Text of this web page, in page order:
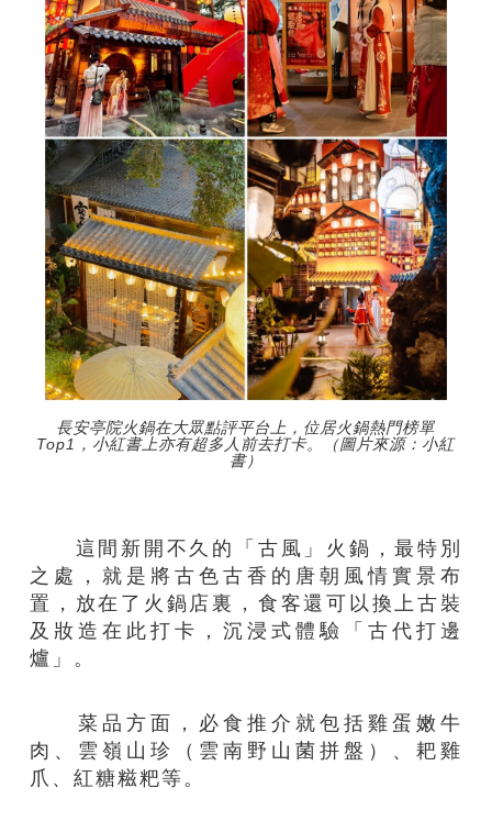
長安亭院火鍋在大眾點評平台上，位居火鍋熱門榜單
Top1，小紅書上亦有超多人前去打卡。（圖片來源：小紅
書）
這間新開不久的「古風」火鍋，最特別
之處，就是將古色古香的唐朝風情實景布
置，放在了火鍋店裏，食客還可以換上古裝
及妝造在此打卡，沉浸式體驗「古代打邊
爐」。
菜品方面，必食推介就包括雞蛋嫩牛
肉、雲嶺山珍（雲南野山菌拼盤）、耙雞
爪、紅糖糍粑等。